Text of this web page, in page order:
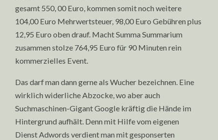
gesamt 550, 00 Euro, kommen somit noch weitere
104,00 Euro Mehrwertsteuer, 98,00 Euro Gebühren plus
12,95 Euro oben drauf. Macht Summa Summarium
zusammen stolze 764,95 Euro für 90 Minuten rein
kommerzielles Event.
Das darf man dann gerne als Wucher bezeichnen. Eine
wirklich widerliche Abzocke, wo aber auch
Suchmaschinen-Gigant Google kräftig die Hände im
Hintergrund aufhält. Denn mit Hilfe vom eigenen
Dienst Adwords verdient man mit gesponserten